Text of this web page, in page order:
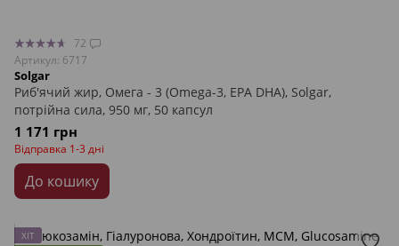
72
Артикул: 6717
Solgar
Риб'ячий жир, Омега - 3 (Omega-3, EPA DHA), Solgar,
потрійна сила, 950 мг, 50 капсул
1 171 грн
Відправка 1-3 дні
До кошику
ХІТ